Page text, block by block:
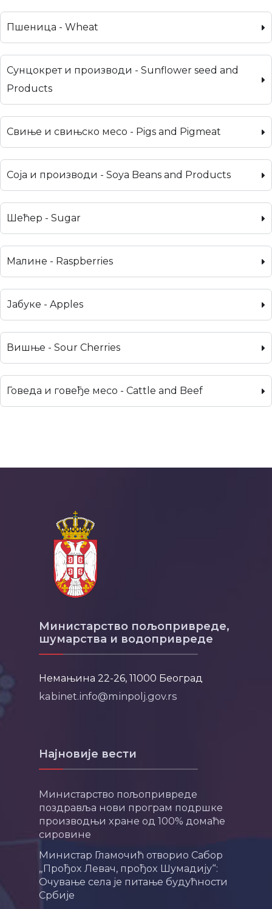
Пшеница - Wheat
Сунцокрет и производи - Sunflower seed and
Products
Свиње и свињско месо - Pigs and Pigmeat
Соја и производи - Soya Beans and Products
Шећер - Sugar
Малине - Raspberries
Јабуке - Apples
Вишње - Sour Cherries
Говеда и говеђе месо - Cattle and Beef
Министарство пољопривреде,
шумарства и водопривреде
Немањина 22-26, 11000 Београд
kabinet.info@minpolj.gov.rs
Најновије вести
Министарство пољопривреде
поздравља нови програм подршке
производњи хране од 100% домаће
сировине
Министар Гламочић отворио Сабор
„Прођох Левач, прођох Шумадију“:
Очување села је питање будућности
Србије